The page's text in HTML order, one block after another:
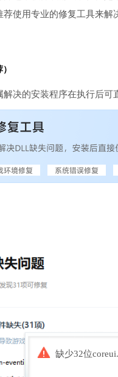
使用专业的修复工具来解
决的安装程序在执行后可
缺少32位